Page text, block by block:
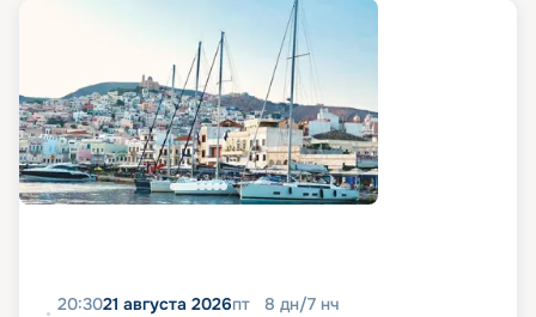
20:3021 августа 2026пт 8 дн/7 нч